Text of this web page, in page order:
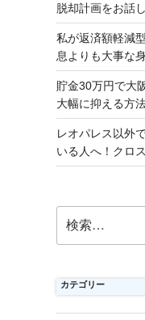
脱却計画をお話
私が返済額軽減
息よりも大事な
貯金30万円で大
大幅に抑える方
レオパレス以外
いる人へ！クロ
索:
カテゴリー